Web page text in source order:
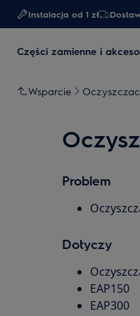
Instalacja od 1 zł
Części zamienne i
Wsparcie
Problem
Dotyczy
EAP150
EAP300